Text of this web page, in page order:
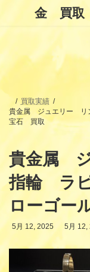
ン
キ
ッ
ー
に
移
金 買取
買取実績
貴金属 ジュエリー リ
宝石 買取
貴金属
指輪 ラ
ローゴ
5月 12, 2025
最
更
新
日
5月 12,